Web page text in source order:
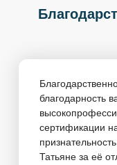
благодарность
сертификации
Татьяне за её